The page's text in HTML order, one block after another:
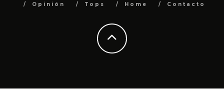
Opinión
Tops Home Contacto